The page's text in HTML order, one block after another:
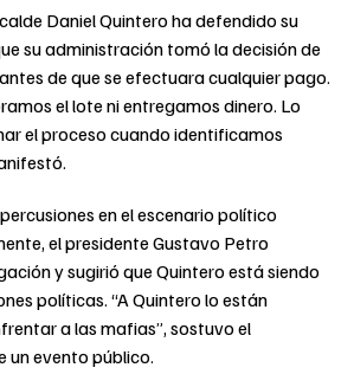
Daniel Quintero ha defendido su
su administración tomó la decisión de
de que se efectuara cualquier pago.
el lote ni entregamos dinero. Lo
el proceso cuando identificamos
en el escenario político
el presidente Gustavo Petro
y sugirió que Quintero está siendo
políticas. “A Quintero lo están
a las mafias”, sostuvo el
evento público.